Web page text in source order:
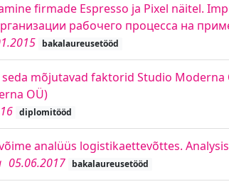
firmade Espresso ja Pixel näitel.
рабочего процесса на
bakalaureusetööd
mõjutavad faktorid Studio
OÜ)
diplomitööd
analüüs logistikaettevõttes.
05.06.2017 bakalaureusetööd